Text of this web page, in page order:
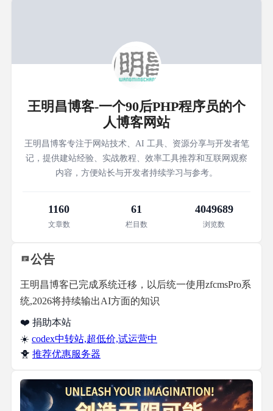
王明昌博客-一个90后PHP程序员的个
人博客网站
王明昌博客专注于网站技术、AI 工具、资源分享与开发者笔
记，提供建站经验、实战教程、效率工具推荐和互联网观察
内容，方便站长与开发者持续学习与参考。
1160
文章数
61
栏目数
4049689
浏览数
公告
王明昌博客已完成系统迁移，以后统一使用zfcmsPro系
统,2026将持续输出AI方面的知识
❤️ 捐助本站
☀️ codex中转站,超低价,试运营中
🐥 推荐优惠服务器